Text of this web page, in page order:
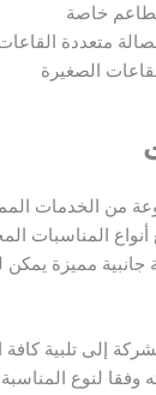
خاصة
متعددة
الصغيرة
من الخدمات
المناسبات
مميزة يمكن
إلى تلبية كافة
وفقا لنوع